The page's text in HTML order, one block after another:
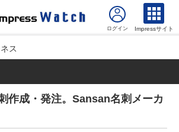
Impressサイト
ス
作成・発注。Sansan名刺メーカ